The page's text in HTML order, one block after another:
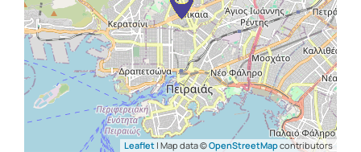
Leaflet | Map data ©OpenStreetMapcontributors